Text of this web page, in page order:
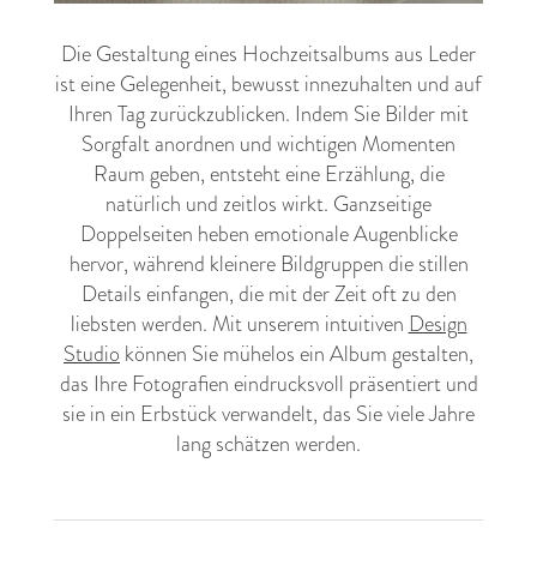
Die Gestaltung eines Hochzeitsalbums aus Leder
ist eine Gelegenheit, bewusst innezuhalten und auf
Ihren Tag zurückzublicken. Indem Sie Bilder mit
Sorgfalt anordnen und wichtigen Momenten
Raum geben, entsteht eine Erzählung, die
natürlich und zeitlos wirkt. Ganzseitige
Doppelseiten heben emotionale Augenblicke
hervor, während kleinere Bildgruppen die stillen
Details einfangen, die mit der Zeit oft zu den
liebsten werden. Mit unserem intuitiven Design
Studio können Sie mühelos ein Album gestalten,
das Ihre Fotografien eindrucksvoll präsentiert und
sie in ein Erbstück verwandelt, das Sie viele Jahre
lang schätzen werden.